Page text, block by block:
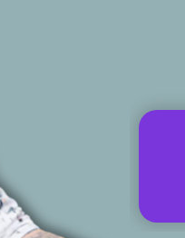
realizujemy zgodnie
oszczędzisz
na terenie całej
współpracując z
które